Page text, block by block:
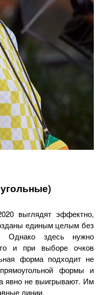
выглядят эффектно,
единым целым без
Однако здесь нужно
и при выборе очков
форма подходит не
формы и
явно не выигрывают. Им
линии.